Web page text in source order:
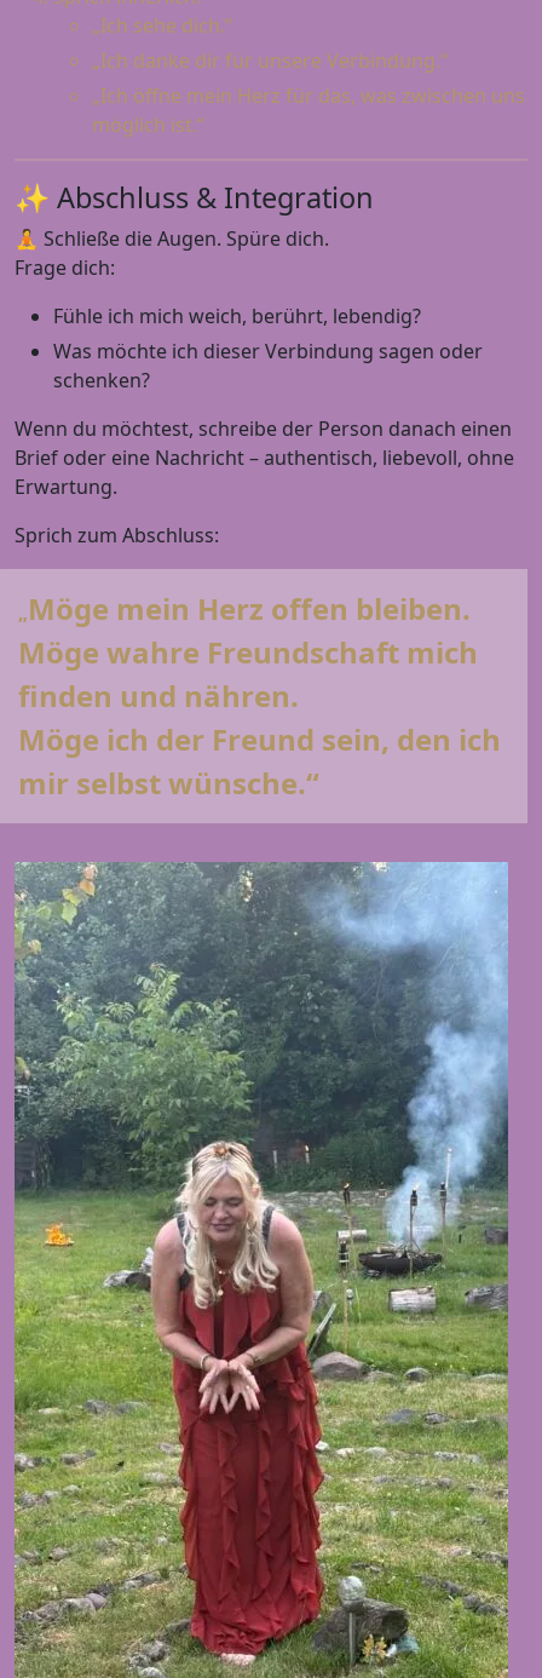
„Ich sehe dich.“
„Ich danke dir für unsere Verbindung.“
„Ich öffne mein Herz für das, was zwischen uns
möglich ist.“
✨ Abschluss & Integration
🧘 Schließe die Augen. Spüre dich.
Frage dich:
Fühle ich mich weich, berührt, lebendig?
Was möchte ich dieser Verbindung sagen oder
schenken?
Wenn du möchtest, schreibe der Person danach einen
Brief oder eine Nachricht – authentisch, liebevoll, ohne
Erwartung.
Sprich zum Abschluss:
„Möge mein Herz offen bleiben.
Möge wahre Freundschaft mich
finden und nähren.
Möge ich der Freund sein, den ich
mir selbst wünsche.“